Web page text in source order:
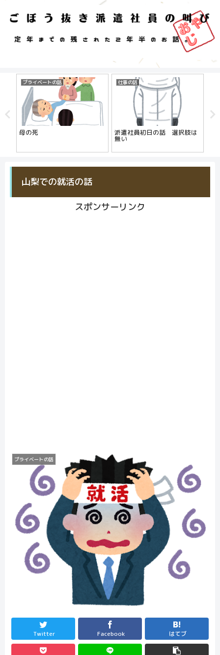
プライベートの話
母の死
仕事の話
派遣社員初日の話 選択肢は
無い
山梨での就活の話
スポンサーリンク
プライベートの話
Twitter Facebook はてブ